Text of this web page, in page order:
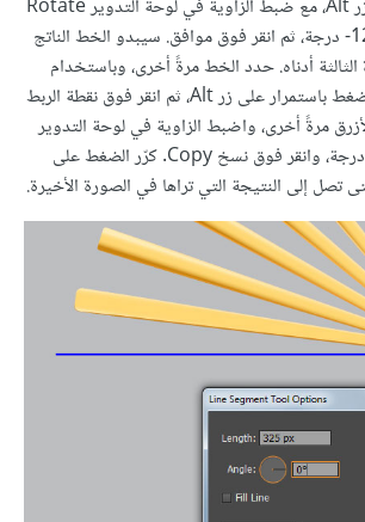
باستمرار على زر Alt، مع ضبط الزاوية في لوحة التدوير Rotate
على القيمة 12.5- درجة، ثم انقر فوق موافق. سيبدو الخط الناتج
أدناه. حدد الخط مرةً أخرى، وباستخدام
أداة التدوير، اضغط باستمرار على زر Alt، ثم انقر فوق نقطة الربط
مرةً أخرى، واضبط الزاوية في لوحة التدوير
على القيمة 5- درجة، وانقر فوق نسخ Copy. كرّر الضغط على